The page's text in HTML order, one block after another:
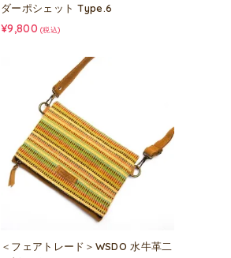
ダーポシェット Type.6
¥9,800 (税込)
＜フェアトレード＞WSDO 水牛革二